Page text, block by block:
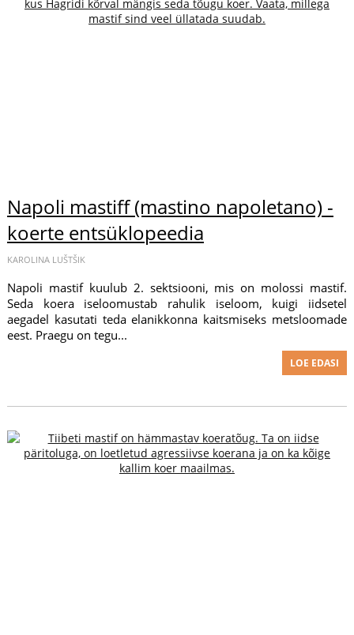
Napoli mastiff (mastino napoletano) -
koerte entsüklopeedia
KAROLINA LUŠTŠIK
Napoli mastif kuulub 2. sektsiooni, mis on molossi mastif.
Seda koera iseloomustab rahulik iseloom, kuigi iidsetel
aegadel kasutati teda elanikkonna kaitsmiseks metsloomade
eest. Praegu on tegu...
LOE EDASI